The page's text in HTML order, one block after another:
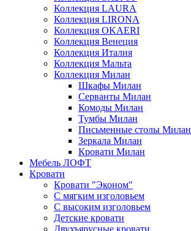
Коллекция LAURA
Коллекция LIRONA
Коллекция OKAERI
Коллекция Венеция
Коллекция Италия
Коллекция Мальта
Коллекция Милан
Шкафы Милан
Серванты Милан
Комоды Милан
Тумбы Милан
Письменные столы Милан
Зеркала Милан
Кровати Милан
Мебель ЛОФТ
Кровати
Кровати "Эконом"
С мягким изголовьем
С высоким изголовьем
Детские кровати
Двухъярусные кровати